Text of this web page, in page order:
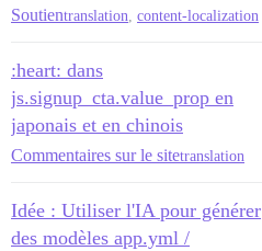
Soutientranslation content-localization
:heart: dans
js.signup_cta.value_prop en
japonais et en chinois
Commentaires sur le sitetranslation
Idée : Utiliser l'IA pour générer
des modèles app.yml /